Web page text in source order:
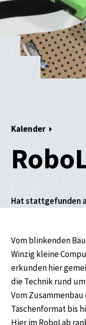
Kalender
Hat stattgefunden
Vom blinkenden
Winzig kleine
erkunden hier
die Technik rund
Vom
Taschenformat bis
Hier im RoboLab